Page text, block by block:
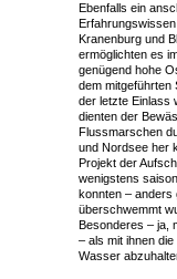
Ebenfalls ein
Kranenburg und
ermöglichten es
genügend hohe
dem mitgeführten
der letzte Einlass
dienten der
Flussmarschen
und Nordsee her
Projekt der
wenigstens
konnten – anders
überschwemmt
Besonderes – ja,
– als mit ihnen
Wasser